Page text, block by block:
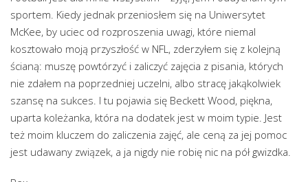
sportem. Kiedy jednak przeniosłem się na Uniwersytet
McKee, by uciec od rozproszenia uwagi, które niemal
kosztowało moją przyszłość w NFL, zderzyłem się z kolejną
ścianą: muszę powtórzyć i zaliczyć zajęcia z pisania, których
nie zdałem na poprzedniej uczelni, albo stracę jakąkolwiek
szansę na sukces. I tu pojawia się Beckett Wood, piękna,
uparta koleżanka, która na dodatek jest w moim typie. Jest
też moim kluczem do zaliczenia zajęć, ale ceną za jej pomoc
jest udawany związek, a ja nigdy nie robię nic na pół gwizdka.